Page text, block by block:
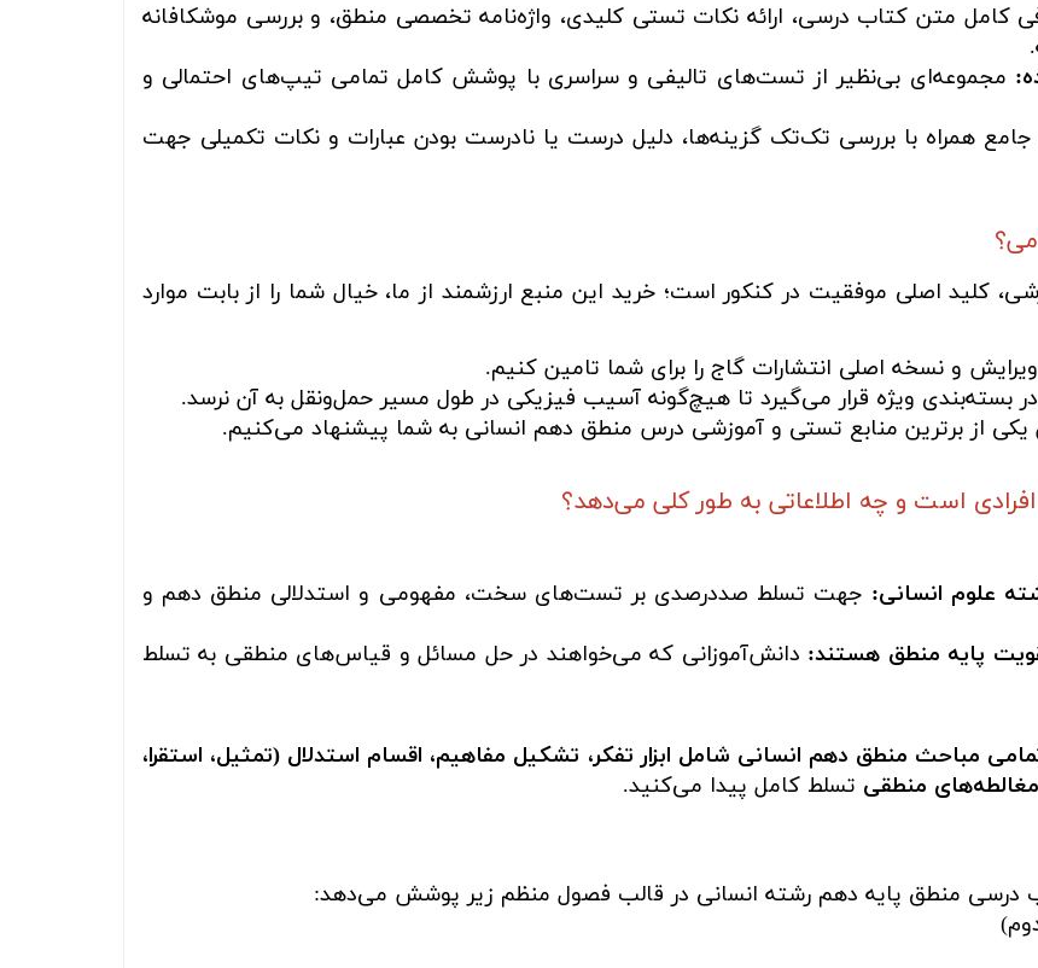
کامل متن کتاب درسی، ارائه نکات تستی کلیدی، واژه‌نامه تخصصی منطق، و بررسی موشکافانه
مجموعه‌ای بی‌نظیر از تست‌های تالیفی و سراسری با پوشش کامل تمامی تیپ‌های احتمالی و
جامع همراه با بررسی تک‌تک گزینه‌ها، دلیل درست یا نادرست بودن عبارات و نکات تکمیلی جهت
کلید اصلی موفقیت در کنکور است؛ خرید این منبع ارزشمند از ما، خیال شما را از بابت موارد
و نسخه اصلی انتشارات گاج را برای شما تامین کنیم.
بسته‌بندی ویژه قرار می‌گیرد تا هیچ‌گونه آسیب فیزیکی در طول مسیر حمل‌ونقل به آن نرسد.
یکی از برترین منابع تستی و آموزشی درس منطق دهم انسانی به شما پیشنهاد می‌کنیم.
است و چه اطلاعاتی به طور کلی می‌دهد؟
علوم انسانی: جهت تسلط صددرصدی بر تست‌های سخت، مفهومی و استدلالی منطق دهم و
پایه منطق هستند: دانش‌آموزانی که می‌خواهند در حل مسائل و قیاس‌های منطقی به تسلط
مباحث منطق دهم انسانی شامل ابزار تفکر، تشکیل مفاهیم، اقسام استدلال (تمثیل، استقرا،
منطقی تسلط کامل پیدا می‌کنید.
درسی منطق پایه دهم رشته انسانی در قالب فصول منظم زیر پوشش می‌دهد: